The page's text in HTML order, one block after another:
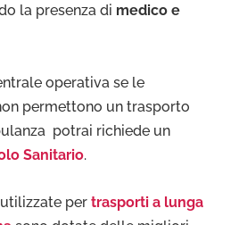
la presenza di medico e
operativa se le
permettono un trasporto
potrai richiede un
Sanitario.
per trasporti a lunga